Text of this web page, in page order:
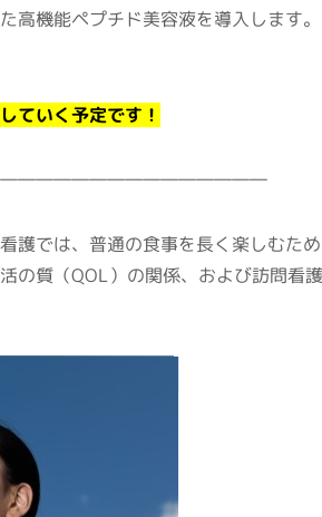
機能ペプチド美容液を導入します。
ていく予定です！
護では、普通の食事を長く楽しむため
の質（QOL）の関係、および訪問看